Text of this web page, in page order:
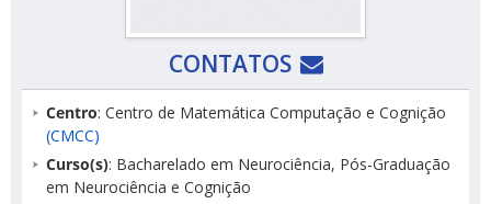
CONTATOS
Centro: Centro de Matemática Computação e Cognição
(CMCC)
Curso(s): Bacharelado em Neurociência, Pós-Graduação
em Neurociência e Cognição